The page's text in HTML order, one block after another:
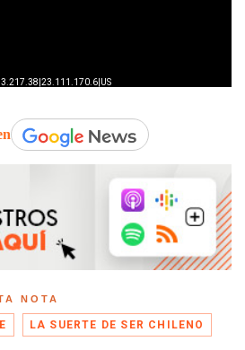
NOTA
LA SUERTE DE SER CHILENO